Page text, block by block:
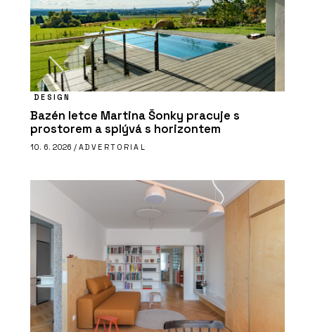
DESIGN
Bazén letce Martina Šonky pracuje s
prostorem a splývá s horizontem
10. 6. 2026 / ADVERTORIAL